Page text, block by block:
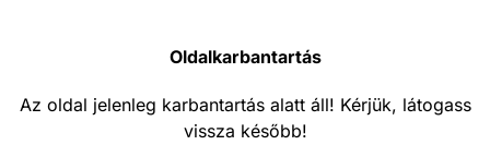
Oldalkarbantartás
Az oldal jelenleg karbantartás alatt áll! Kérjük, látogass
vissza később!